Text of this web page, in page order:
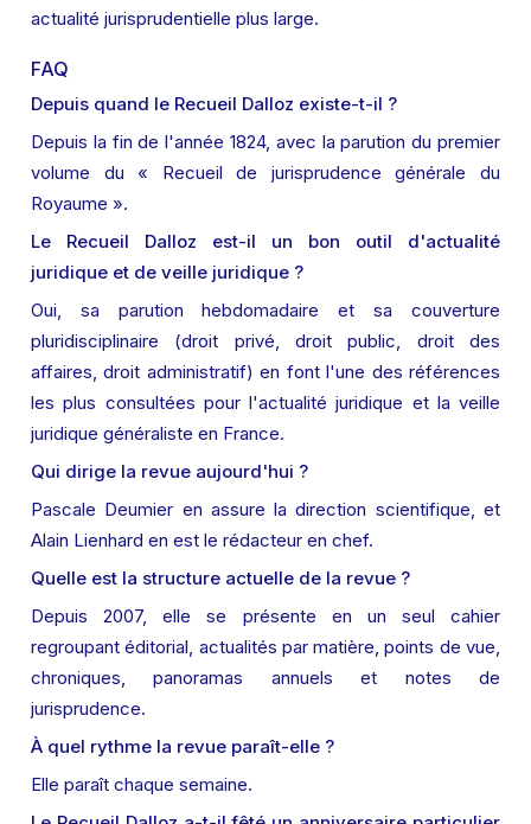
actualité jurisprudentielle plus large.
FAQ
Depuis quand le Recueil Dalloz existe-t-il ?
Depuis la fin de l'année 1824, avec la parution du premier
volume du « Recueil de jurisprudence générale du
Royaume ».
Le Recueil Dalloz est-il un bon outil d'actualité
juridique et de veille juridique ?
Oui, sa parution hebdomadaire et sa couverture
pluridisciplinaire (droit privé, droit public, droit des
affaires, droit administratif) en font l'une des références
les plus consultées pour l'actualité juridique et la veille
juridique généraliste en France.
Qui dirige la revue aujourd'hui ?
Pascale Deumier en assure la direction scientifique, et
Alain Lienhard en est le rédacteur en chef.
Quelle est la structure actuelle de la revue ?
Depuis 2007, elle se présente en un seul cahier
regroupant éditorial, actualités par matière, points de vue,
chroniques, panoramas annuels et notes de
jurisprudence.
À quel rythme la revue paraît-elle ?
Elle paraît chaque semaine.